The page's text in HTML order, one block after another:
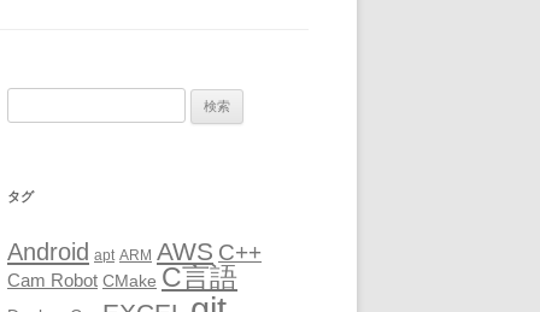
タグ
Android apt ARM AWS C++
Cam Robot CMake C言語